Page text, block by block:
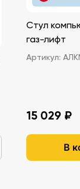
Стул
газ-лифт
Артикул:
15 029 ₽
В